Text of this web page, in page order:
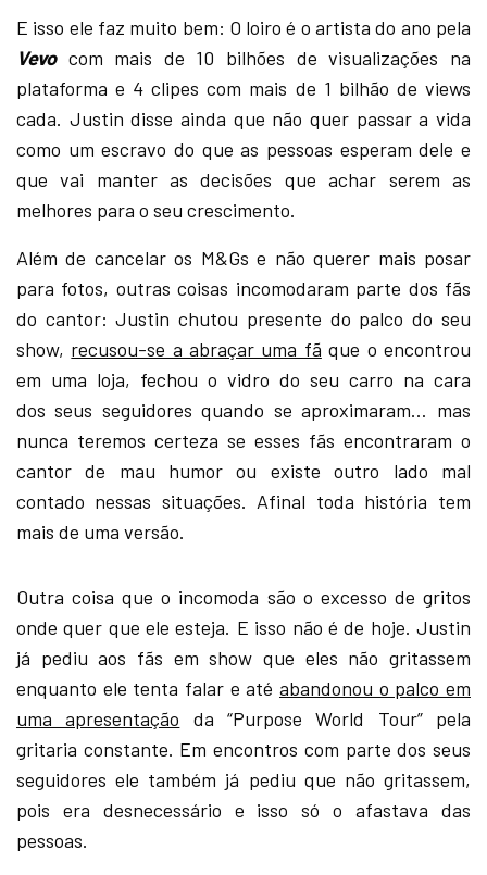
E isso ele faz muito bem: O loiro é o artista do ano pela
Vevocom mais de 10 bilhões de visualizações na
plataforma e 4 clipes com mais de 1 bilhão de views
cada. Justin disse ainda que não quer passar a vida
como um escravo do que as pessoas esperam dele e
que vai manter as decisões que achar serem as
melhores para o seu crescimento.
Além de cancelar os M&Gs e não querer mais posar
para fotos, outras coisas incomodaram parte dos fãs
do cantor: Justin chutou presente do palco do seu
show, recusou-se a abraçar uma fã que o encontrou
em uma loja, fechou o vidro do seu carro na cara
dos seus seguidores quando se aproximaram… mas
nunca teremos certeza se esses fãs encontraram o
cantor de mau humor ou existe outro lado mal
contado nessas situações. Afinal toda história tem
mais de uma versão.
Outra coisa que o incomoda são o excesso de gritos
onde quer que ele esteja. E isso não é de hoje. Justin
já pediu aos fãs em show que eles não gritassem
enquanto ele tenta falar e até abandonou o palco em
uma apresentação da “Purpose World Tour” pela
gritaria constante. Em encontros com parte dos seus
seguidores ele também já pediu que não gritassem,
pois era desnecessário e isso só o afastava das
pessoas.